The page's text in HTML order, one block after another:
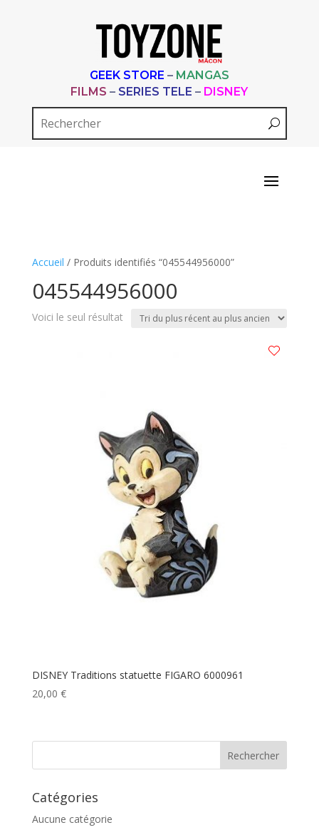
GEEK STORE – MANGAS
FILMS – SERIES TELE – DISNEY
Accueil / Produits identifiés “045544956000”
045544956000
Voici le seul résultat
DISNEY Traditions statuette FIGARO 6000961
20,00 €
Catégories
Aucune catégorie